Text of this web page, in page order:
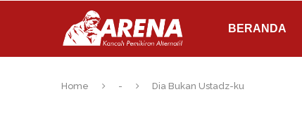
BERANDA
Home - Dia Bukan Ustadz-ku